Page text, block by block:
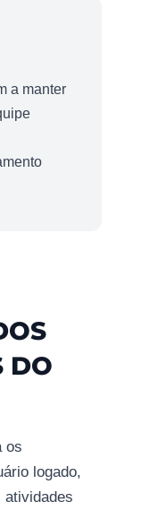
a manter
DO
os
logado,
atividades